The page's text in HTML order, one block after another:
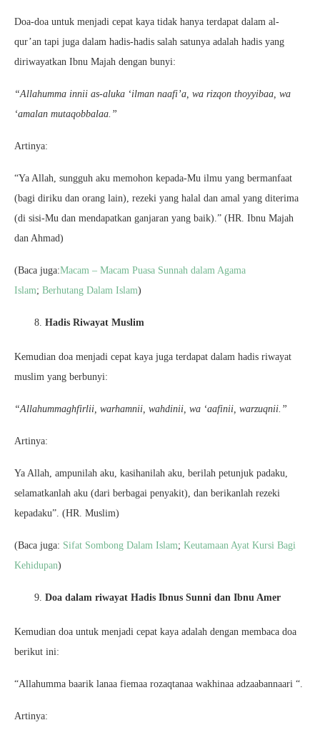
Doa-doa untuk menjadi cepat kaya tidak hanya terdapat dalam al-
qur’an tapi juga dalam hadis-hadis salah satunya adalah hadis yang
diriwayatkan Ibnu Majah dengan bunyi:
“Allahumma innii as-aluka ‘ilman naafi’a, wa rizqon thoyyibaa, wa
‘amalan mutaqobbalaa.”
Artinya:
“Ya Allah, sungguh aku memohon kepada-Mu ilmu yang bermanfaat
(bagi diriku dan orang lain), rezeki yang halal dan amal yang diterima
(di sisi-Mu dan mendapatkan ganjaran yang baik).” (HR. Ibnu Majah
dan Ahmad)
(Baca juga:Macam – Macam Puasa Sunnah dalam Agama
Islam; Berhutang Dalam Islam)
Hadis Riwayat Muslim
Kemudian doa menjadi cepat kaya juga terdapat dalam hadis riwayat
muslim yang berbunyi:
“Allahummaghfirlii, warhamnii, wahdinii, wa ‘aafinii, warzuqnii.”
Artinya:
Ya Allah, ampunilah aku, kasihanilah aku, berilah petunjuk padaku,
selamatkanlah aku (dari berbagai penyakit), dan berikanlah rezeki
kepadaku”. (HR. Muslim)
(Baca juga: Sifat Sombong Dalam Islam; Keutamaan Ayat Kursi Bagi
Kehidupan)
Doa dalam riwayat Hadis Ibnus Sunni dan Ibnu Amer
Kemudian doa untuk menjadi cepat kaya adalah dengan membaca doa
berikut ini:
“Allahumma baarik lanaa fiemaa rozaqtanaa wakhinaa adzaabannaari “.
Artinya: